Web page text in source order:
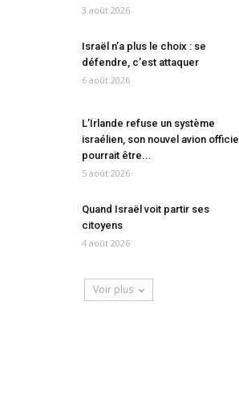
3 août 2026
Israël n’a plus le choix : se
défendre, c’est attaquer
6 août 2026
L’Irlande refuse un système
israélien, son nouvel avion officiel
pourrait être...
5 août 2026
Quand Israël voit partir ses
citoyens
4 août 2026
Voir plus